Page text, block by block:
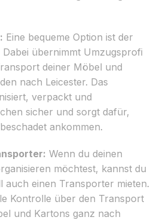
Eine bequeme Option ist der
übernimmt Umzugsprofi
deiner Möbel und
nach Leicester. Das
verpackt und
sicher und sorgt dafür,
ankommen.
Wenn du deinen
möchtest, kannst du
auch einen Transporter mieten.
Kontrolle über den Transport
und Kartons ganz nach